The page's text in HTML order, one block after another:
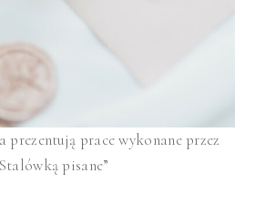
prezentują prace wykonane przez
pisane”